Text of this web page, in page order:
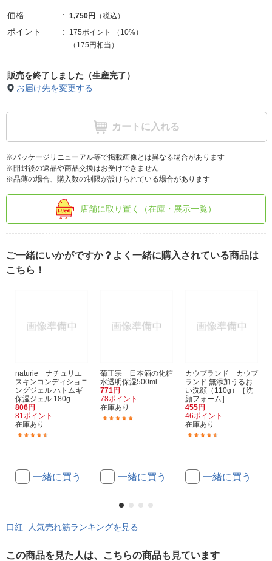
価格 1,750円 （税込）
ポイント 175ポイント （ 10%）
（175円相当）
販売を終了しました（生産完了）
お届け先を変更する
カートに入れる
※パッケージリニューアル等で掲載画像とは異なる場合があります
※開封後の返品や商品交換はお受けできません
※品薄の場合、購入数の制限が設けられている場合があります
店舗に取り置く（在庫・展示一覧）
ご一緒にいかがですか？よく一緒に購入されている商品は
こちら！
naturie ナチュリエ
スキンコンディショニ
ングジェル ハトムギ
保湿ジェル 180g
806円
81ポイント
在庫あり
一緒に買う
菊正宗 日本酒の化粧
水透明保湿500ml
771円
78ポイント
在庫あり
一緒に買う
カウブランド カウブ
ランド 無添加うるお
い洗顔（110g）［洗
顔フォーム］
455円
46ポイント
在庫あり
一緒に買う
口紅 人気売れ筋ランキングを見る
この商品を見た人は、こちらの商品も見ています